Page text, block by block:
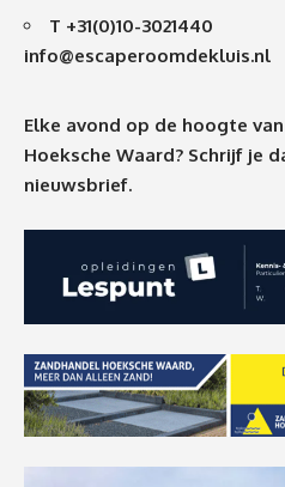
T +31(0)10-3021440
info@escaperoomdekluis.nl
Elke avond op de hoogte
Hoeksche Waard? Schrijf je
nieuwsbrief.